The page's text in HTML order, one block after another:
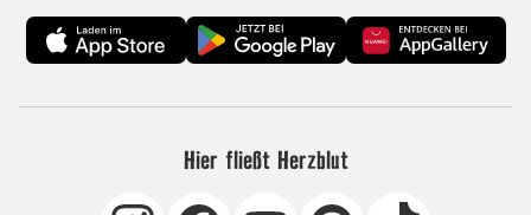
Hier fließt Herzblut